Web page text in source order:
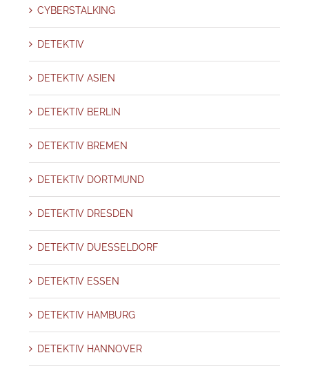
CYBERSTALKING
DETEKTIV
DETEKTIV ASIEN
DETEKTIV BERLIN
DETEKTIV BREMEN
DETEKTIV DORTMUND
DETEKTIV DRESDEN
DETEKTIV DUESSELDORF
DETEKTIV ESSEN
DETEKTIV HAMBURG
DETEKTIV HANNOVER